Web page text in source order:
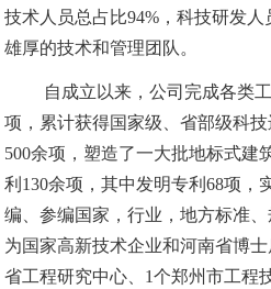
技术人员总占比94%，科技研发人
雄厚的技术和管理团队。
自成立以来，公司完成各类
项，累计获得国家级、省部级科
500余项，塑造了一大批地标式建
利130余项，其中发明专利68项，
编、参编国家，行业，地方标准
为国家高新技术企业和河南省博
省工程研究中心、1个郑州市工程